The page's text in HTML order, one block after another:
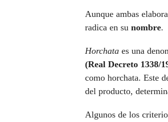
Aunque ambas
radica en su nombre.
Horchata es una
(Real Decreto 1338/
como horchata. Este
del producto,
Algunos de los